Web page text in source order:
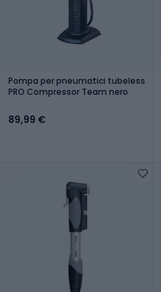
Pompa per pneumatici tubeless
PRO Compressor Team nero
89,99 €